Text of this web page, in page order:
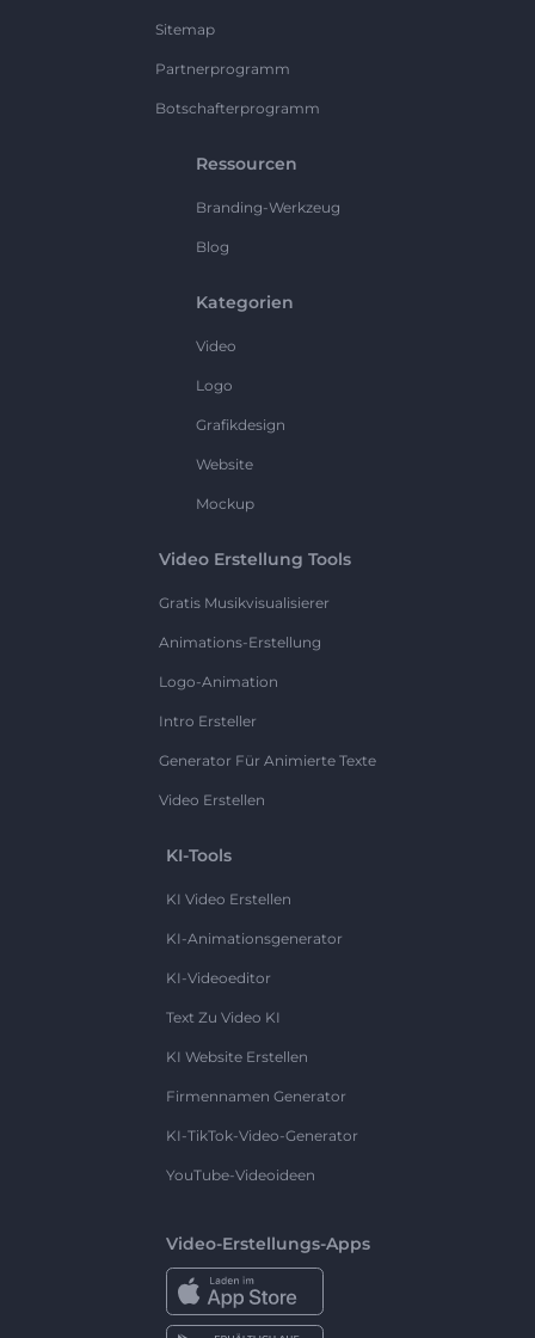
Sitemap
Partnerprogramm
Botschafterprogramm
Ressourcen
Branding-Werkzeug
Blog
Kategorien
Video
Logo
Grafikdesign
Website
Mockup
Video Erstellung Tools
Gratis Musikvisualisierer
Animations-Erstellung
Logo-Animation
Intro Ersteller
Generator Für Animierte Texte
Video Erstellen
KI-Tools
KI Video Erstellen
KI-Animationsgenerator
KI-Videoeditor
Text Zu Video KI
KI Website Erstellen
Firmennamen Generator
KI-TikTok-Video-Generator
YouTube-Videoideen
Video-Erstellungs-Apps